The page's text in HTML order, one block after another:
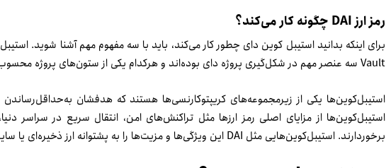
رمز ارز DAI چگونه کار می‌کند؟
Vault سه عنصر مهم در شکل‌گیری پروژه دای بوده‌اند و هر‌کدام یکی از ستون‌های پروژه محسوب می‌شوند.
استیبل‌کوین‌ها یکی از زیرمجموعه‌های کریپتوکارنسی‌ها هستند که هدفشان
استیبل‌کوین‌ها از مزایای اصلی رمز ارزها مثل تراکنش‌های امن، انتقال سریع در سراسر
برخوردارند. استیبل‌کوین‌هایی مثل DAI این ویژگی‌ها و مزیت‌ها را به پشتوانه ارز ذخیره‌ای یا سایر دارایی‌های تضمینی ارائه می‎‌کنند.